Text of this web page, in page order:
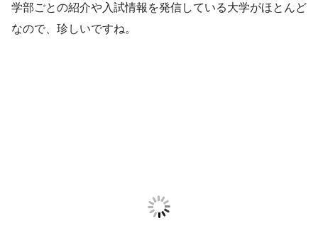
学部ごとの紹介や入試情報を発信している大学がほとんど
なので、珍しいですね。